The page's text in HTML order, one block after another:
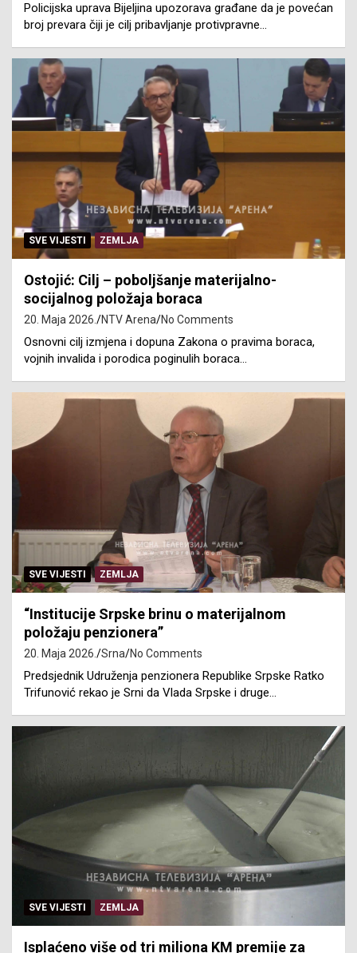
Policijska uprava Bijeljina upozorava građane da je povećan
broj prevara čiji je cilj pribavljanje protivpravne…
SVE VIJESTI ZEMLJA
Ostojić: Cilj – poboljšanje materijalno-
socijalnog položaja boraca
20. Maja 2026. NTV Arena No Comments
Osnovni cilj izmjena i dopuna Zakona o pravima boraca,
vojnih invalida i porodica poginulih boraca…
SVE VIJESTI ZEMLJA
“Institucije Srpske brinu o materijalnom
položaju penzionera”
20. Maja 2026. Srna No Comments
Predsjednik Udruženja penzionera Republike Srpske Ratko
Trifunović rekao je Srni da Vlada Srpske i druge…
SVE VIJESTI ZEMLJA
Isplaćeno više od tri miliona KM premije za